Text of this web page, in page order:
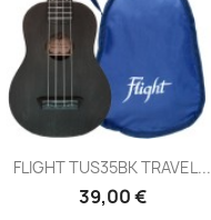
FLIGHT TUS35BK TRAVEL...
39,00 €